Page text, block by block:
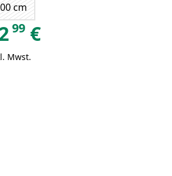
cm
99 €
Mwst.